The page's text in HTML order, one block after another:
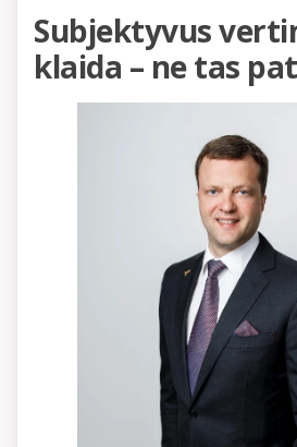
Subjektyvus
klaida – ne tas